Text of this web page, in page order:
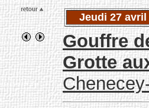
Jeudi 27 avril
Gouffre
Grotte